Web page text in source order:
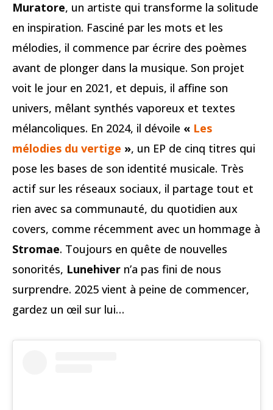
Muratore, un artiste qui transforme la solitude
en inspiration. Fasciné par les mots et les
mélodies, il commence par écrire des poèmes
avant de plonger dans la musique. Son projet
voit le jour en 2021, et depuis, il affine son
univers, mêlant synthés vaporeux et textes
mélancoliques. En 2024, il dévoile « Les
mélodies du vertige », un EP de cinq titres qui
pose les bases de son identité musicale. Très
actif sur les réseaux sociaux, il partage tout et
rien avec sa communauté, du quotidien aux
covers, comme récemment avec un hommage à
Stromae. Toujours en quête de nouvelles
sonorités, Lunehiver n’a pas fini de nous
surprendre. 2025 vient à peine de commencer,
gardez un œil sur lui…